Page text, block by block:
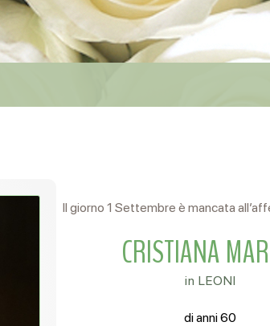
Il giorno 1 Settembre è mancata
CRISTIANA
in LEONI
di anni 60